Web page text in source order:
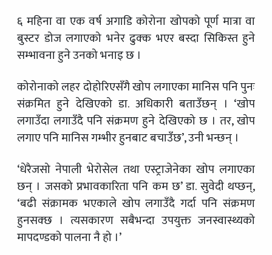
६ महिना वा एक वर्ष अगाडि कोरोना खोपको पूर्ण मात्रा वा
बुस्टर डोज लगाएको भनेर ढुक्क भएर बस्दा सिकिस्त हुने
सम्भावना हुने उनको भनाइ छ ।
कोरोनाको लहर दोहोरिएसँगै खोप लगाएका मानिस पनि पुनः
संक्रमित हुने देखिएको डा. अधिकारी बताउँछन् । ‘खोप
लगाउँदा लगाउँदै पनि संक्रमण हुने देखिएको छ । तर, खोप
लगाए पनि मानिस गम्भीर हुनबाट बचाउँछ’, उनी भन्छन् ।
‘धेरैजसो नेपाली भेरोसेल तथा एस्ट्राजेनेका खोप लगाएका
छन् । जसको प्रभावकारिता पनि कम छ’ डा. सुवेदी थप्छन्,
‘बढी संक्रामक भएकाले खोप लगाउँदै गर्दा पनि संक्रमण
हुनसक्छ । त्यसकारण सबैभन्दा उपयुक्त जनस्वास्थ्यको
मापदण्डको पालना नै हो ।’